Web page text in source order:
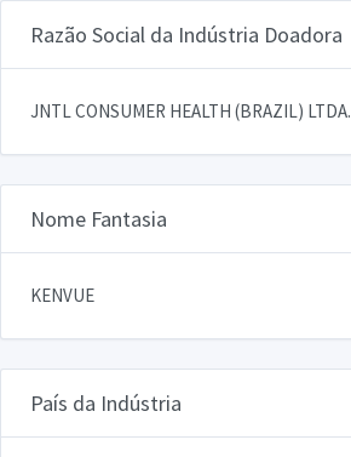
Razão Social da Indústria Doadora
JNTL CONSUMER HEALTH (BRAZIL) LTDA.
Nome Fantasia
KENVUE
País da Indústria